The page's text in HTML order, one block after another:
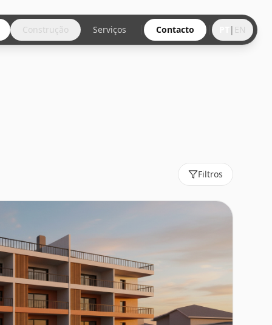
Construção Serviços Contacto | EN
Filtros